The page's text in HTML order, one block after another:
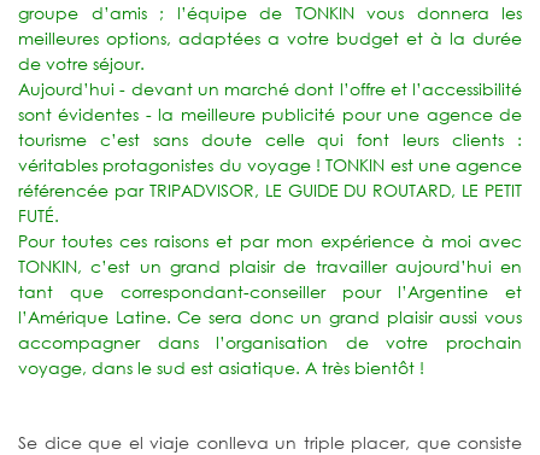
groupe d’amis ; l’équipe de TONKIN vous donnera les
meilleures options, adaptées a votre budget et à la durée
de votre séjour.
Aujourd’hui - devant un marché dont l’offre et l’accessibilité
sont évidentes - la meilleure publicité pour une agence de
tourisme c’est sans doute celle qui font leurs clients :
véritables protagonistes du voyage ! TONKIN est une agence
référencée par TRIPADVISOR, LE GUIDE DU ROUTARD, LE PETIT
FUTÉ.
Pour toutes ces raisons et par mon expérience à moi avec
TONKIN, c’est un grand plaisir de travailler aujourd’hui en
tant que correspondant-conseiller pour l’Argentine et
l’Amérique Latine. Ce sera donc un grand plaisir aussi vous
accompagner dans l’organisation de votre prochain
voyage, dans le sud est asiatique. A très bientôt !
Se dice que el viaje conlleva un triple placer, que consiste